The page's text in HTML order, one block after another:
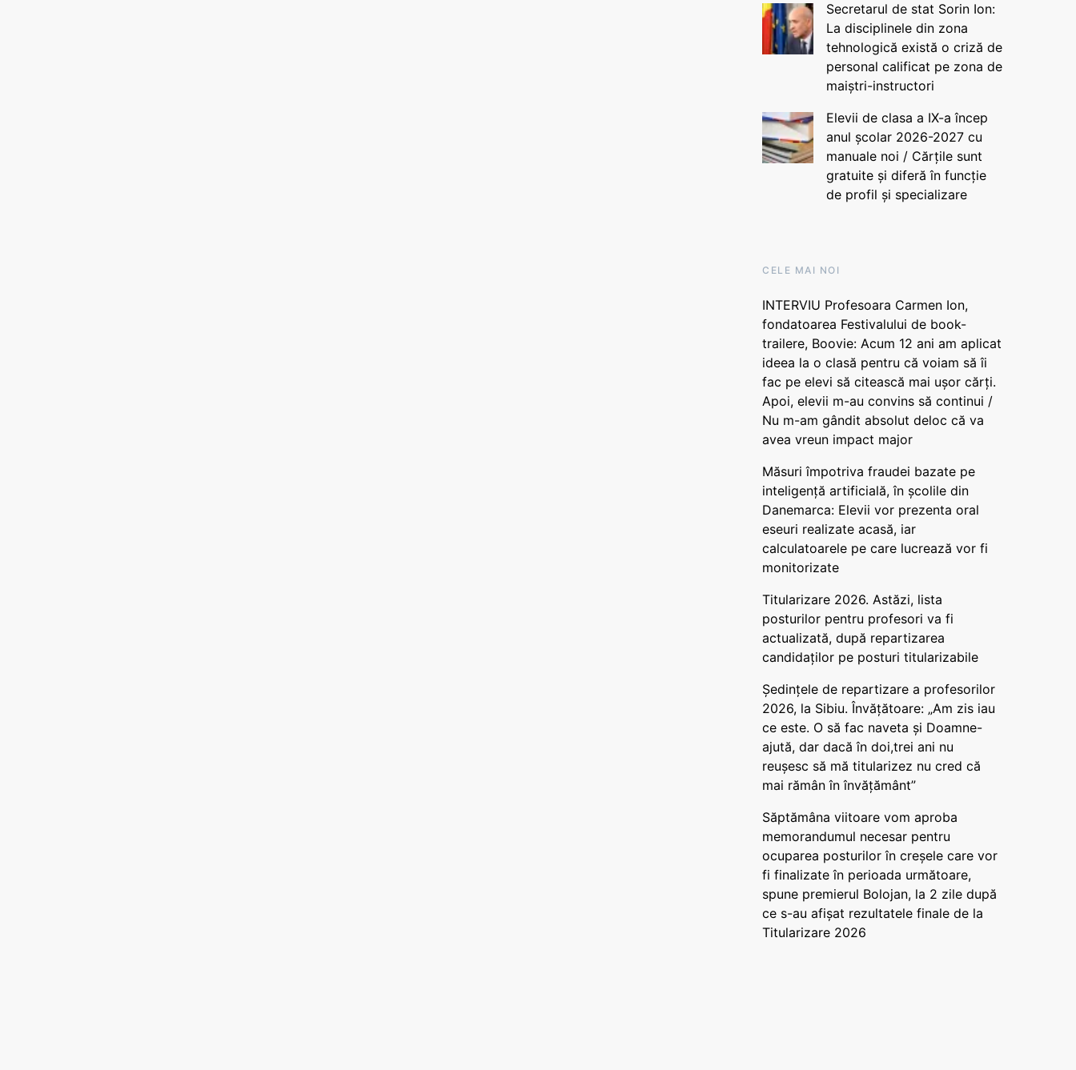
Secretarul de stat Sorin Ion:
La disciplinele din zona
tehnologică există o criză de
personal calificat pe zona de
maiștri-instructori
Elevii de clasa a IX-a încep
anul școlar 2026-2027 cu
manuale noi / Cărțile sunt
gratuite și diferă în funcție
de profil și specializare
CELE MAI NOI
INTERVIU Profesoara Carmen Ion,
fondatoarea Festivalului de book-
trailere, Boovie: Acum 12 ani am aplicat
ideea la o clasă pentru că voiam să îi
fac pe elevi să citească mai ușor cărți.
Apoi, elevii m-au convins să continui /
Nu m-am gândit absolut deloc că va
avea vreun impact major
Măsuri împotriva fraudei bazate pe
inteligență artificială, în școlile din
Danemarca: Elevii vor prezenta oral
eseuri realizate acasă, iar
calculatoarele pe care lucrează vor fi
monitorizate
Titularizare 2026. Astăzi, lista
posturilor pentru profesori va fi
actualizată, după repartizarea
candidaților pe posturi titularizabile
Ședințele de repartizare a profesorilor
2026, la Sibiu. Învățătoare: „Am zis iau
ce este. O să fac naveta și Doamne-
ajută, dar dacă în doi,trei ani nu
reușesc să mă titularizez nu cred că
mai rămân în învățământ”
Săptămâna viitoare vom aproba
memorandumul necesar pentru
ocuparea posturilor în creșele care vor
fi finalizate în perioada următoare,
spune premierul Bolojan, la 2 zile după
ce s-au afișat rezultatele finale de la
Titularizare 2026